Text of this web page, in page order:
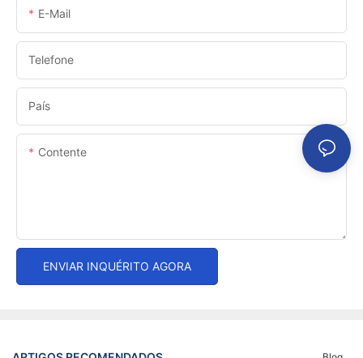
E-Mail
Telefone
País
Contente
ENVIAR INQUÉRITO AGORA